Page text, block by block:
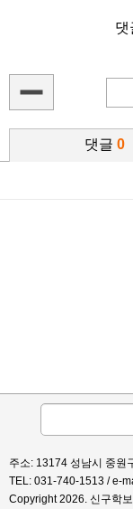
댓
댓글 0
주소: 13174 성남시 중원
TEL: 031-740-1513 / e-
Copyright 2026. 신구학